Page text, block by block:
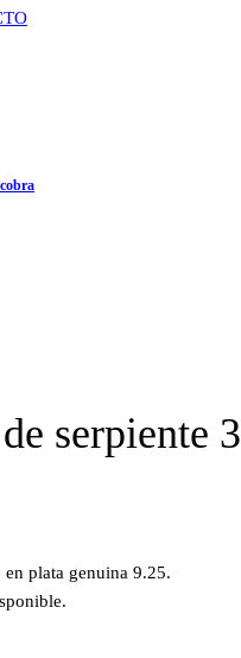
serpiente 3
plata genuina 9.25.